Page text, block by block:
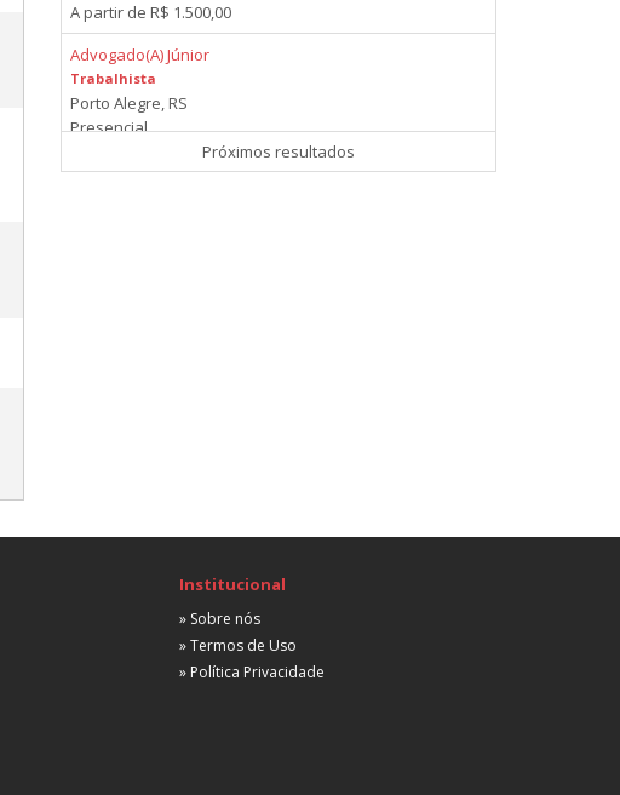
A partir de R$ 1.500,00
Advogado(A) Júnior
Trabalhista
Porto Alegre, RS
Presencial
A partir de R$ 3.500,00Próximos resultados
Institucional
» Sobre nós
» Termos de Uso
» Política Privacidade